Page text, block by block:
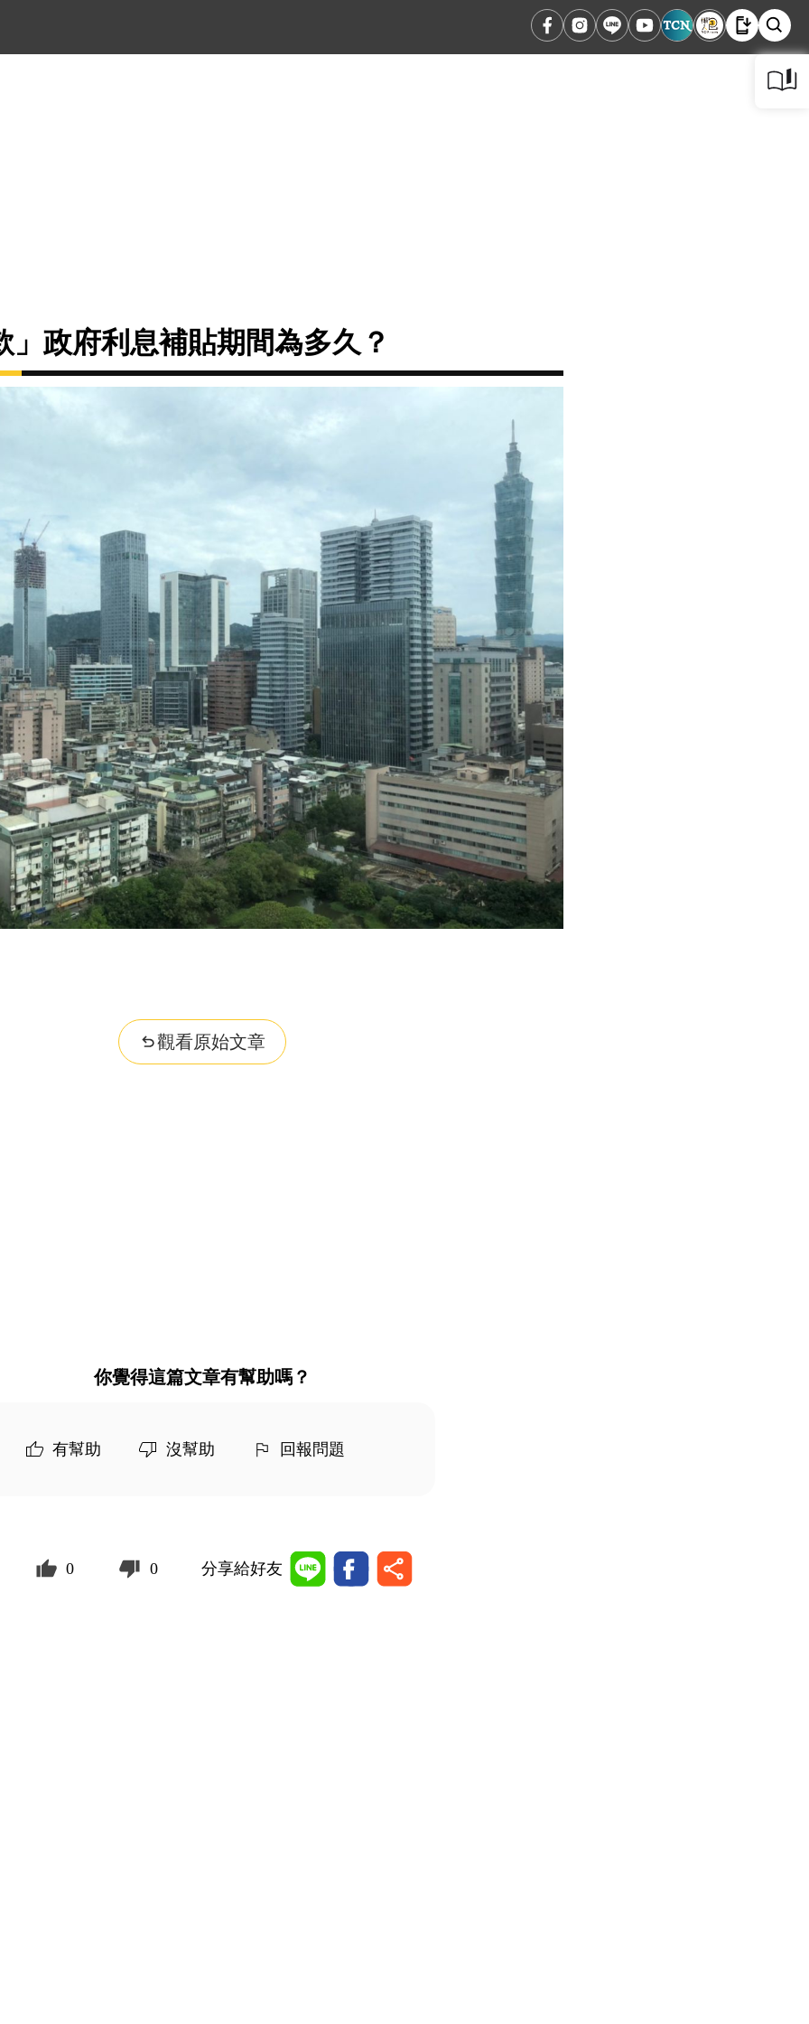
」政府利息補貼期間為多久？
觀看原始文章
你覺得這篇文章有幫助嗎？
有幫助 沒幫助 回報問題
0 0 分享給好友